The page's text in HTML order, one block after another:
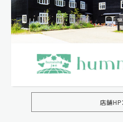
店舗HP